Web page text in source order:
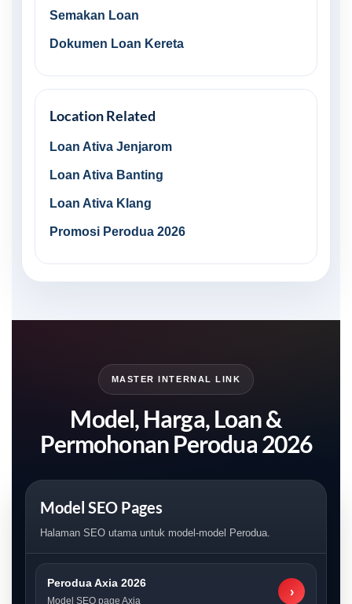
Semakan Loan
Dokumen Loan Kereta
Location Related
Loan Ativa Jenjarom
Loan Ativa Banting
Loan Ativa Klang
Promosi Perodua 2026
MASTER INTERNAL LINK
Model, Harga, Loan &
Permohonan Perodua 2026
Model SEO Pages
Halaman SEO utama untuk model-model Perodua.
Perodua Axia 2026
Model SEO page Axia
›